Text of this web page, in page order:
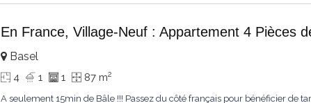
En France, Village-Neuf : Appartement 4 Pièces
Basel
4 1 1 87 m2
A seulement 15min de Bâle !!! Passez du côté français pour bénéficier de